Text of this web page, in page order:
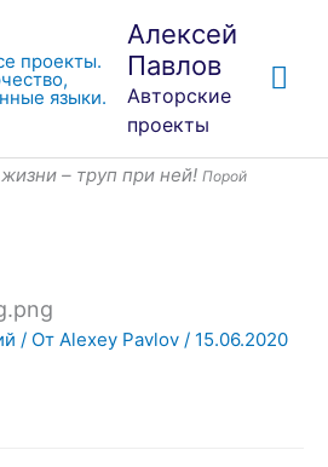
Алексей
Павлов
Авторские
проекты
– труп при ней! Порой
/ От Alexey Pavlov / 15.06.2020